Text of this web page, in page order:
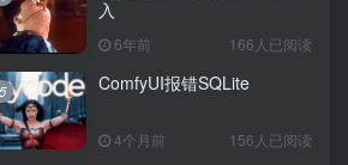
入
6年前 166人已阅读
ComfyUI报错SQLite
4个月前 156人已阅读